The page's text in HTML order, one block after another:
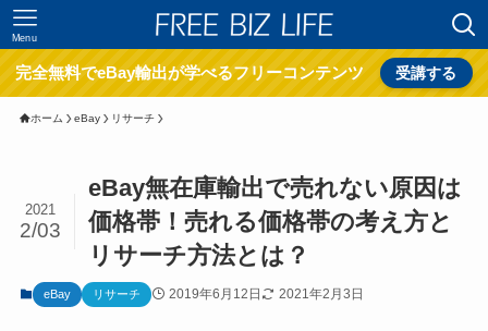
Menu
完全無料でeBay輸出が学べるフリーコンテンツ 受講する
ホーム eBay リサーチ
eBay無在庫輸出で売れない原因は
価格帯！売れる価格帯の考え方と
リサーチ方法とは？
2021
2/03
eBay リサーチ 2019年6月12日 2021年2月3日